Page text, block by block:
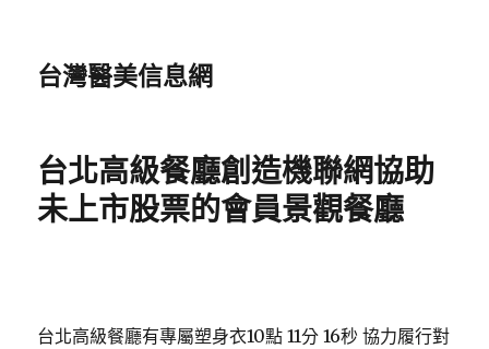
台灣醫美信息網
台北高級餐廳創造機聯網協助
未上市股票的會員景觀餐廳
台北高級餐廳有專屬塑身衣10點 11分 16秒 協力履行對